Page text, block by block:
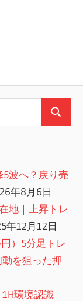
検
5波へ？戻り売
年8月6日
地｜上昇トレ
年12月12日
円）5分足トレ
を狙った押
1H環境認識